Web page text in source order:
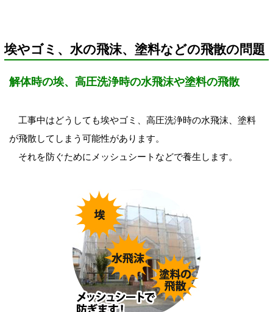
埃やゴミ、水の飛沫、塗料などの飛散の問題
解体時の埃、高圧洗浄時の水飛沫や塗料の飛散
工事中はどうしても埃やゴミ、高圧洗浄時の水飛沫、塗料
が飛散してしまう可能性があります。
それを防ぐためにメッシュシートなどで養生します。